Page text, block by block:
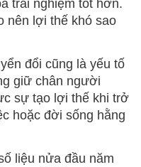
trải nghiệm tốt hơn.
nên lợi thế khó sao
đổi cũng là yếu tố
giữ chân người
sự tạo lợi thế khi trở
hoặc đời sống hằng
liệu nửa đầu năm